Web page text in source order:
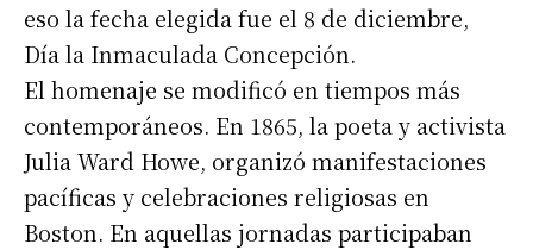
eso la fecha elegida fue el 8 de diciembre,
Día la Inmaculada Concepción.
El homenaje se modificó en tiempos más
contemporáneos. En 1865, la poeta y activista
Julia Ward Howe, organizó manifestaciones
pacíficas y celebraciones religiosas en
Boston. En aquellas jornadas participaban